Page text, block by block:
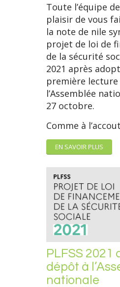
Toute l’équipe
plaisir de vous
la note de nile
projet de loi de
de la sécurité
2021 après
première lecture
l’Assemblée
27 octobre.
Comme à
EN SAVOIR PLUS
PLFSS 2021
dépôt à
nationale